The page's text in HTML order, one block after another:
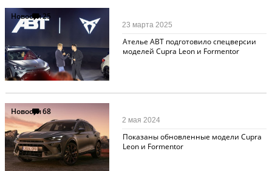
Новости25
Ателье ABT подготовило спецверсии
моделей Cupra Leon и Formentor
23 марта 2025
Новости68
Показаны обновленные модели Cupra
Leon и Formentor
2 мая 2024